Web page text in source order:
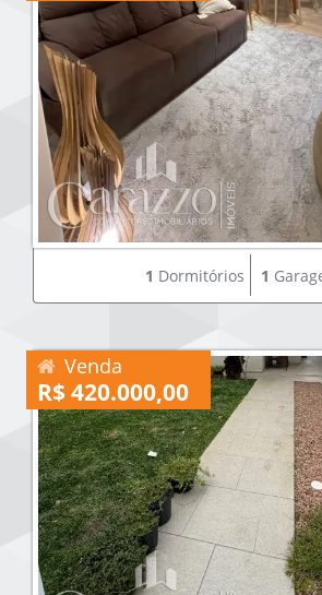
1 Dormitórios 1
Venda
R$ 420.000,00